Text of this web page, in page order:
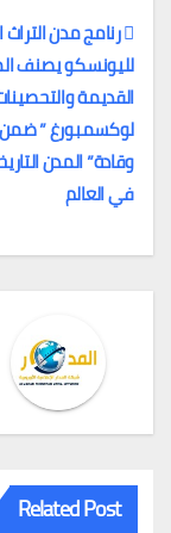
تصفّح
المقالات
رنامج مدن التراث
لليونسكو يصنف
القديمة
لوكسمبورغ ” ضمن
وقادة” المدن
في العالم
Related Post